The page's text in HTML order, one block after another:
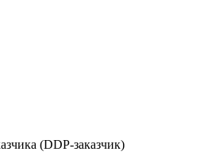
(DDP-заказчик)